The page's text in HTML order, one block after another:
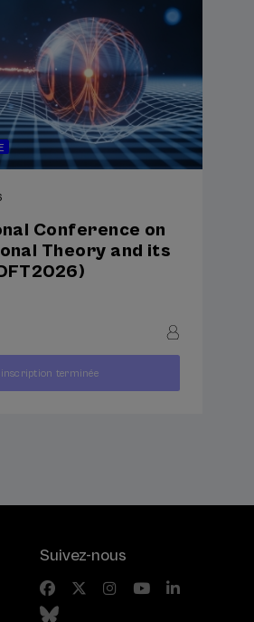
Conference on
Theory and its
...
PARTIR250
Dernières
places
Gratuit
Date
passée
terminée
Suivez-nous